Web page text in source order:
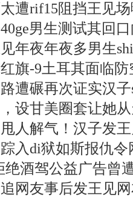
遭rif15阻挡王见
男生测试其回
年夜年夜多男生
旗-9土耳其面临
遭碾再次证实汉
设甘美圈套让她
人解气！汉子发
入di狱如斯报仇
绝酒驾公益广告曾
网友事后发王见